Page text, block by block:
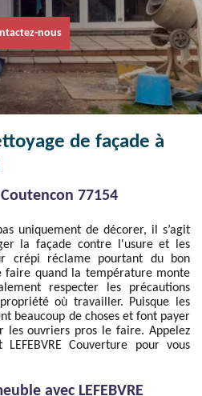
nous
de façade à
77154
uniquement de décorer, il s’agit
la façade contre l'usure et les
crépi réclame pourtant du bon
faire quand la température monte
respecter les précautions
où travailler. Puisque les
beaucoup de choses et font payer
les ouvriers pros le faire. Appelez
LEFEBVRE Couverture pour vous
avec LEFEBVRE